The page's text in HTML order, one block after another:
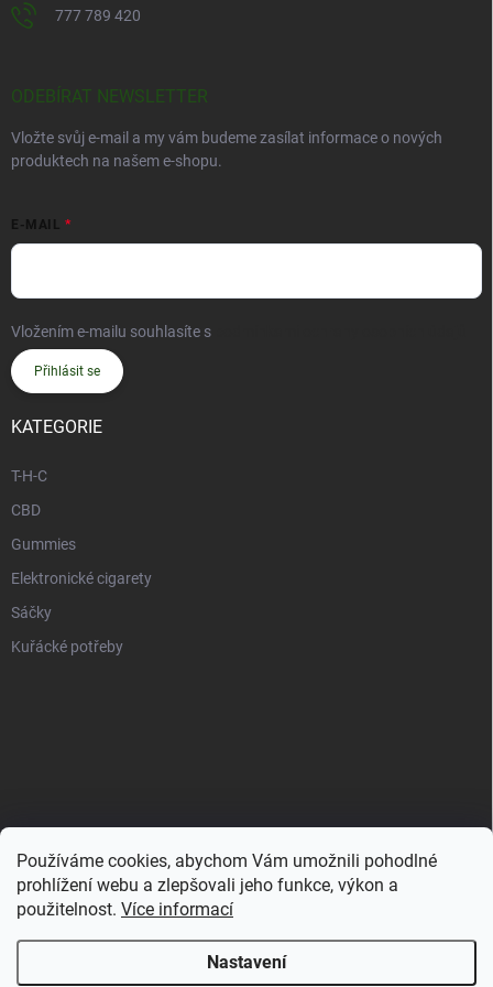
Používáme cookies, abychom Vám umožnili pohodlné
prohlížení webu a zlepšovali jeho funkce, výkon a
použitelnost. Více informací
Nastavení
777 789 420
ODEBÍRAT NEWSLETTER
Vložte svůj e-mail a my vám budeme zasílat informace o nových
produktech na našem e-shopu.
E-MAIL
Vložením e-mailu souhlasíte s
Přihlásit se
KATEGORIE
T-H-C
CBD
Gummies
Elektronické cigarety
Sáčky
Kuřácké potřeby